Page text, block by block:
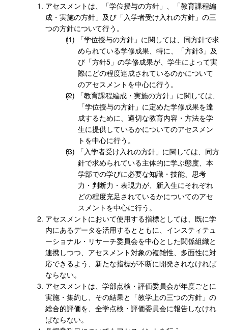
アセスメントは、「学位授与の方針」、「教育課程編
成・実施の方針」及び「入学者受け入れの方針」の三
つの方針について行う。
「学位授与の方針」に関しては、同方針で求
められている学修成果、特に、「方針3」及
び「方針5」の学修成果が、学生によって実
際にどの程度達成されているのかについて
のアセスメントを中心に行う。
「教育課程編成・実施の方針」に関しては、
「学位授与の方針」に定めた学修成果を達
成するために、適切な教育内容・方法を学
生に提供しているかについてのアセスメン
トを中心に行う。
「入学者受け入れの方針」に関しては、同方
針で求められている主体的に学ぶ態度、本
学部での学びに必要な知識・技能、思考
力・判断力・表現力が、新入生にそれぞれ
どの程度充足されているかについてのアセ
スメントを中心に行う。
アセスメントにおいて使用する指標としては、既に学
内にあるデータを活用するとともに、インスティテュ
ーショナル・リサーチ委員会を中心とした関係組織と
連携しつつ、アセスメント対象の複雑性、多面性に対
応できるよう、新たな指標が不断に開発されなければ
ならない。
アセスメントは、学部点検・評価委員会が年度ごとに
実施・集約し、その結果と「教学上の三つの方針」の
総合的評価を、全学点検・評価委員会に報告しなけれ
ばならない。